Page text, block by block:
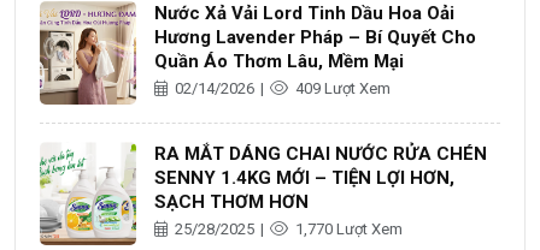
Nước Xả Vải Lord Tinh Dầu Hoa Oải
Hương Lavender Pháp – Bí Quyết Cho
Quần Áo Thơm Lâu, Mềm Mại
02/14/2026 | 409 Lượt Xem
RA MẮT DÁNG CHAI NƯỚC RỬA CHÉN
SENNY 1.4KG MỚI – TIỆN LỢI HƠN,
SẠCH THƠM HƠN
25/28/2025 | 1,770 Lượt Xem